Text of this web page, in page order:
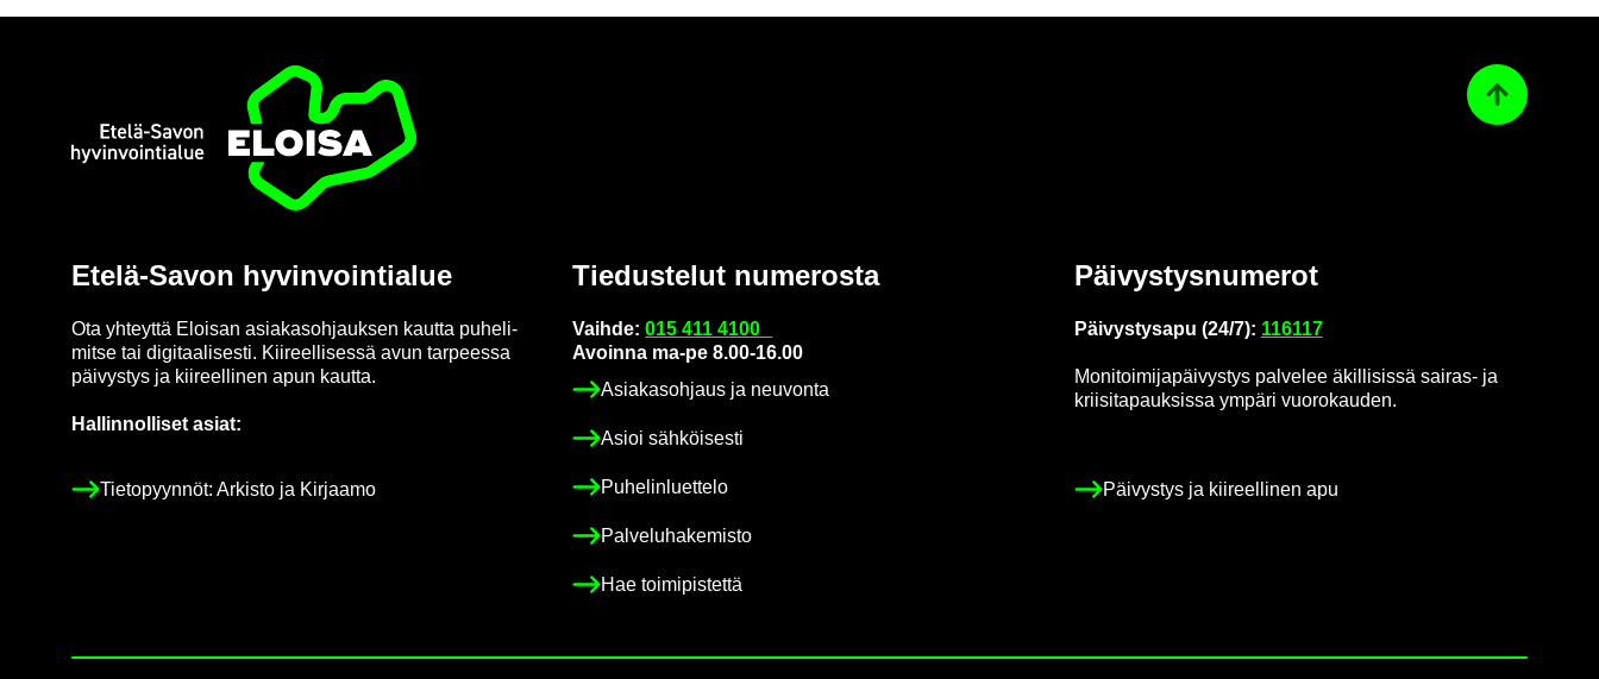
Ta­kai­sin ylös
Etusi­vu
Etelä-​Savon hy­vin­voin­tia­lue
Ota yh­teyt­tä Eloi­san asia­kas­oh­jauk­sen kaut­ta pu­he­li­
mit­se tai di­gi­taa­li­ses­ti. Kii­reel­li­ses­sä avun tar­pees­sa
päi­vys­tys ja kii­reel­li­nen apun kaut­ta.
Hal­lin­nol­li­set asiat:
Tie­to­pyyn­nöt: Ar­kis­to ja Kir­jaa­mo
Tie­dus­te­lut nu­me­ros­ta
Vaih­de:015 411 4100
Avoin­na ma-pe 8.00-16.00
Asia­kas­oh­jaus ja neu­von­ta
Asioi säh­köi­ses­ti
Pu­he­lin­luet­te­lo
Pal­ve­lu­ha­ke­mis­to
Hae toi­mi­pis­tet­tä
Päi­vys­tys­nu­me­rot
Päi­vys­tys­a­pu (24/7): 116117
Mo­ni­toi­mi­ja­päi­vys­tys pal­ve­lee äkil­li­sis­sä sairas-​ ja
krii­si­ta­pauk­sis­sa ym­pä­ri vuo­ro­kau­den.
Päi­vys­tys ja kii­reel­li­nen apu